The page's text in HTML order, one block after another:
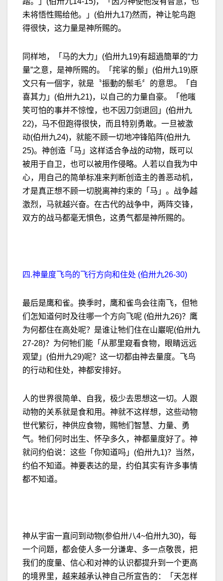
未将悟性赐给他。」(伯卅九17)然而，神让鸵鸟跑
得很快，这力量是神所赐的。
同样地，「马的大力」(伯卅九19)有超過簡單的“力
量”之意，是神所赐的。「挓挲的鬃」(伯卅九19)原
文只有一個字，就是〝振動的鬃毛〞的意思。「自
喜其力」(伯卅九21)，以自己的力量自豪。「他嗤
笑可怕的事并不惊惶，也不因刀剑退回」(伯卅九
22)，马不但跑得很快，而且特别勇敢。一旦被激
动(伯卅九24)，就能不顾一切地冲锋陷阵(伯卅九
25)。神创造「马」这样适合争战的动物，既可以
被用于自卫，也可以被用作侵略。人若以自我为中
心，用自己的简单标准来判断创造主的善恶动机，
才是真正想不顾一切脱离神约束的「马」。战争越
激烈，马就越兴奋。在古代的战争中，两阵交锋，
双方的战马都毫无惧色，这勇气都是神所赐的。
四.神量度飞鸟的飞行方向和住处 (伯卅九26-30)
最后是鹰和雀。换季时，鹰和雀鸟会往南飞，但牠
们怎知道何时及往哪一个方向飞呢 (伯卅九26)？鹰
为何都住在高处呢？是谁让牠们住在山巖呢(伯卅九
27-28)？为何牠们能「从那里窥看食物，眼睛远远
观望」(伯卅九29)呢？这一切都由神去量度。飞鸟
的行动和住处，神都安排好。
人的世界很简单、自我，极少去思想这一切。人跟
动物的关系就是食和用。神就不这样想，这些动物
世代繁衍，神供应食物，赐牠们智慧、力量、勇
气。牠们何时出生、怀孕多久，神都量度好了。神
就问约伯说：这些「你知道吗」(伯卅九1)？当然，
约伯不知道。神要表达的是，约伯其实有许多事情
都不知道。
神从宇宙一直问到动物(参伯卅八4~伯卅九30)，每
一个问题，都会使人多一分谦卑、多一点敬畏，把
我们的度量、信心和对神的认识都提升到一个更高
的境界里，越来越承认神自己所宣告的：「天怎样